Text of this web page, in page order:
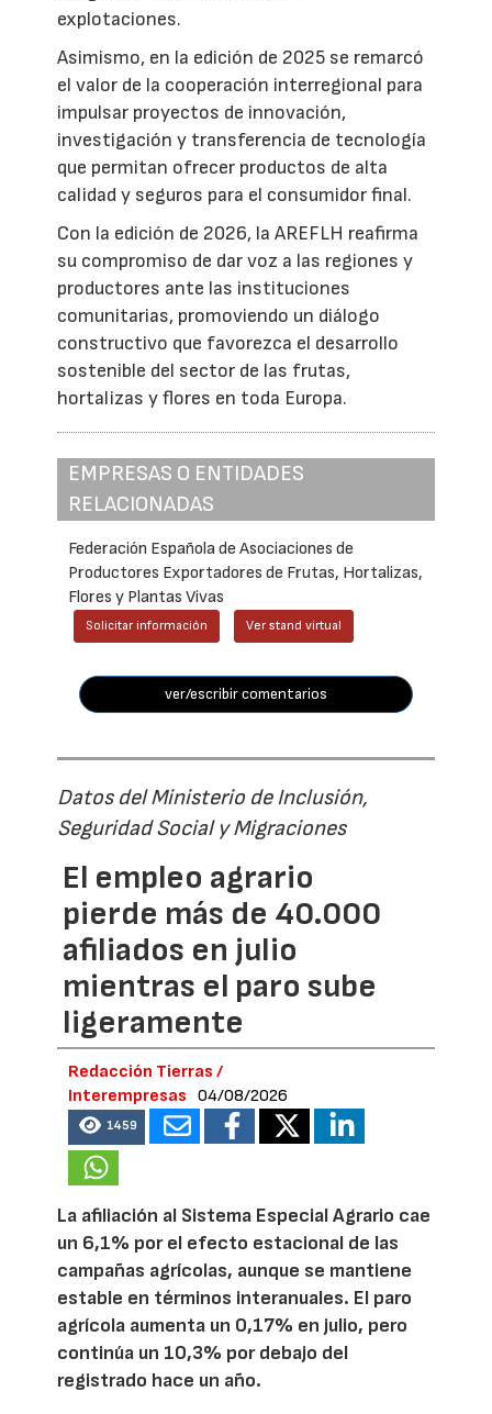
explotaciones.
Asimismo, en la edición de 2025 se remarcó
el valor de la cooperación interregional para
impulsar proyectos de innovación,
investigación y transferencia de tecnología
que permitan ofrecer productos de alta
calidad y seguros para el consumidor final.
Con la edición de 2026, la AREFLH reafirma
su compromiso de dar voz a las regiones y
productores ante las instituciones
comunitarias, promoviendo un diálogo
constructivo que favorezca el desarrollo
sostenible del sector de las frutas,
hortalizas y flores en toda Europa.
EMPRESAS O ENTIDADES
RELACIONADAS
Federación Española de Asociaciones de
Productores Exportadores de Frutas, Hortalizas,
Flores y Plantas Vivas
Solicitar información Ver stand virtual
ver/escribir comentarios
Datos del Ministerio de Inclusión,
Seguridad Social y Migraciones
El empleo agrario
pierde más de 40.000
afiliados en julio
mientras el paro sube
ligeramente
Redacción Tierras /
Interempresas
04/08/2026
1459
La afiliación al Sistema Especial Agrario cae
un 6,1% por el efecto estacional de las
campañas agrícolas, aunque se mantiene
estable en términos interanuales. El paro
agrícola aumenta un 0,17% en julio, pero
continúa un 10,3% por debajo del
registrado hace un año.